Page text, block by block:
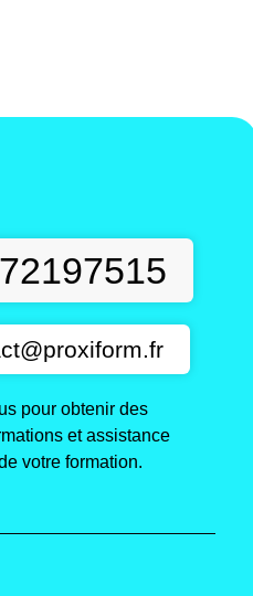
pour obtenir des
et assistance
votre formation.